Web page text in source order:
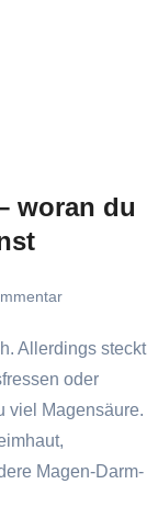
woran du
oder
viel Magensäure.
Magen-Darm-